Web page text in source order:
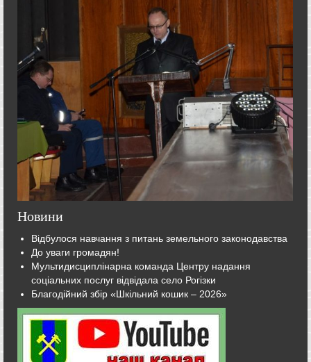
Новини
Відбулося навчання з питань земельного законодавства
До уваги громадян!
Мультидисциплінарна команда Центру надання
соціальних послуг відвідала село Рогізки
Благодійний збір «Шкільний кошик – 2026»